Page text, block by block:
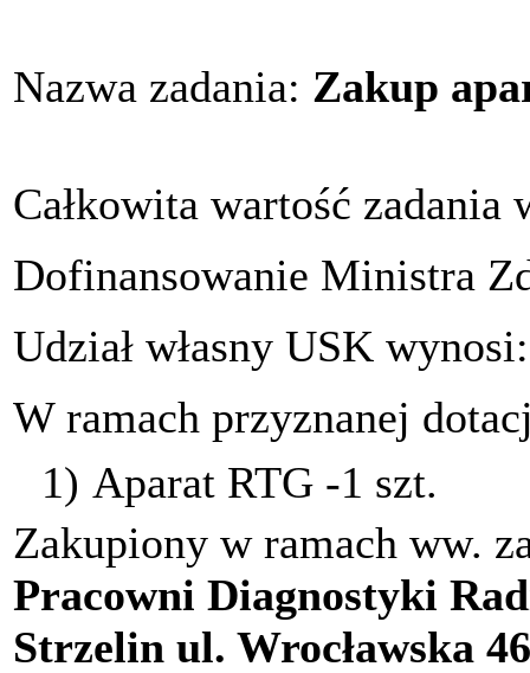
Nazwa zadania: Zakup
Całkowita wartość zadania
Dofinansowanie Ministra
Udział własny USK
W ramach przyznanej
1) Aparat RTG -1 szt.
Zakupiony w ramach ww.
Pracowni Diagnostyki
Strzelin ul. Wrocławska